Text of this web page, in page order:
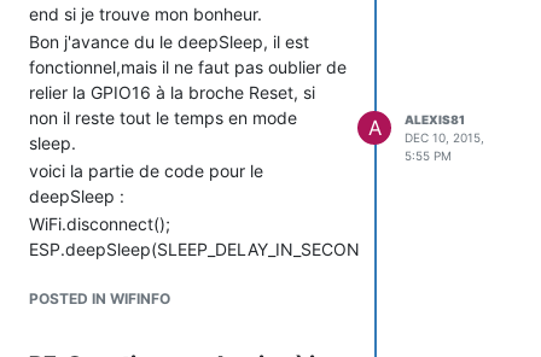
[SPIFFS] data :
/Users/alexis/Documents/Arduino/libraries/LibTeleinfo-
master/examples/Wifinfo/data
[SPIFFS] size : 64
[SPIFFS] page : 256
[SPIFFS] block : 4096
/css/wifinfo.css.gz
/favicon.ico
/fonts/glyphicons.woff
/index.htm.gz
Vous avez une idée je serais bien
A+
end si je trouve mon bonheur.
Bon j'avance du le deepSleep, il est
fonctionnel,mais il ne faut pas oublier de
relier la GPIO16 à la broche Reset, si
non il reste tout le temps en mode
sleep.
voici la partie de code pour le
deepSleep :
WiFi.disconnect();
ESP.deepSleep(SLEEP_DELAY_IN_SECONDS
delay(500);
utiliser le possibilité de faire la mise à
POSTED IN WIFINFO
A
ALEXIS81
DEC 10, 2015,
5:55 PM